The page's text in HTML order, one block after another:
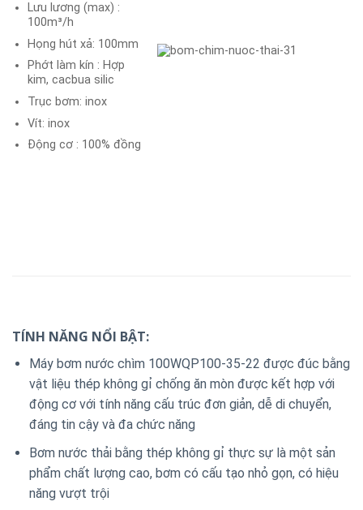
Lưu lương (max) :
100m³/h
Họng hút xả: 100mm
Phớt làm kín : Hợp
kim, cacbua silic
Trục bơm: inox
Vít: inox
Động cơ : 100% đồng
TÍNH NĂNG NỔI BẬT:
Máy bơm nước chìm 100WQP100-35-22 được đúc bằng
vật liệu thép không gỉ chống ăn mòn được kết hợp với
động cơ với tính năng cấu trúc đơn giản, dễ di chuyển,
đáng tin cậy và đa chức năng
Bơm nước thải bằng thép không gỉ thực sự là một sản
phẩm chất lượng cao, bơm có cấu tạo nhỏ gọn, có hiệu
năng vượt trội